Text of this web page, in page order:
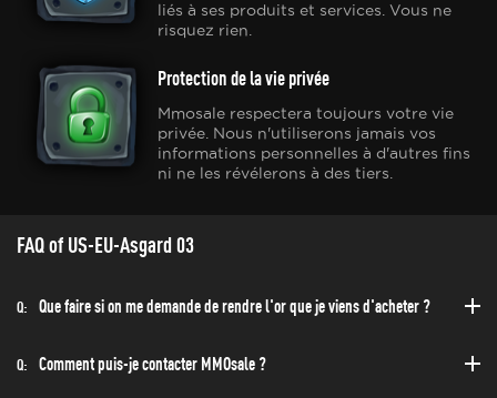
liés à ses produits et services. Vous ne
risquez rien.
Protection de la vie privée
Mmosale respectera toujours votre vie
privée. Nous n'utiliserons jamais vos
informations personnelles à d'autres fins
ni ne les révélerons à des tiers.
FAQ of US-EU-Asgard 03
Q: Que faire si on me demande de rendre l'or que je viens d'acheter ?
Q: Comment puis-je contacter MMOsale ?